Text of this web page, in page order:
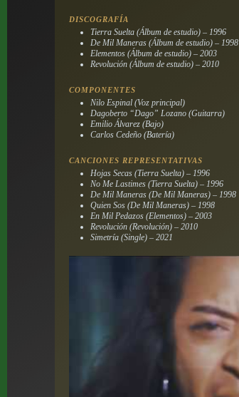
DISCOGRAFÍA
Tierra Suelta (Álbum de estudio) – 1996
De Mil Maneras (Álbum de estudio) – 1998
Elementos (Álbum de estudio) – 2003
Revolución (Álbum de estudio) – 2010
COMPONENTES
Nilo Espinal (Voz principal)
Dagoberto “Dago” Lozano (Guitarra)
Emilio Álvarez (Bajo)
Carlos Cedeño (Batería)
CANCIONES REPRESENTATIVAS
Hojas Secas (Tierra Suelta) – 1996
No Me Lastimes (Tierra Suelta) – 1996
De Mil Maneras (De Mil Maneras) – 1998
Quien Sos (De Mil Maneras) – 1998
En Mil Pedazos (Elementos) – 2003
Revolución (Revolución) – 2010
Simetría (Single) – 2021